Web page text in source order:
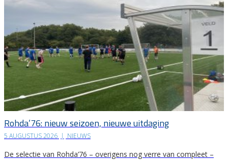
Rohda’76: nieuw seizoen, nieuwe uitdaging
5 AUGUSTUS 2026 | NIEUWS
De selectie van Rohda’76 – overigens nog verre van compleet –